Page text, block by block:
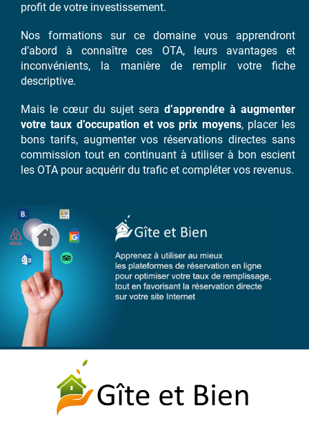
profit de votre investissement.
Nos formations sur ce domaine vous apprendront
d’abord à connaître ces OTA, leurs avantages et
inconvénients, la manière de remplir votre fiche
descriptive.
Mais le cœur du sujet sera d’apprendre à augmenter
votre taux d’occupation et vos prix moyens, placer les
bons tarifs, augmenter vos réservations directes sans
commission tout en continuant à utiliser à bon escient
les OTA pour acquérir du trafic et compléter vos revenus.